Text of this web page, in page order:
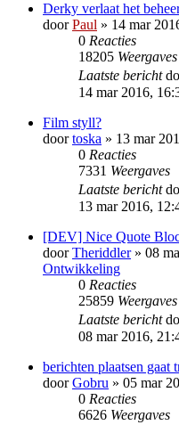
Derky verlaat het
doorPaul » 14 mar
0 Reacties
18205 Weergaves
Laatste bericht
14 mar 2016,
Film styll?
doortoska » 13 mar
0 Reacties
7331 Weergaves
Laatste bericht
13 mar 2016,
[DEV] Nice Quote
doorTheriddler» 08
Ontwikkeling
0 Reacties
25859 Weergaves
Laatste bericht
08 mar 2016,
berichten plaatsen gaat
doorGobru » 05 mar
0 Reacties
6626 Weergaves